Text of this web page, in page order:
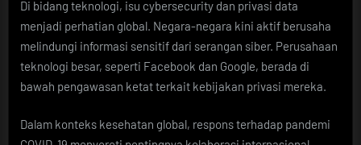
Di bidang teknologi, isu cybersecurity dan privasi data
menjadi perhatian global. Negara-negara kini aktif berusaha
melindungi informasi sensitif dari serangan siber. Perusahaan
teknologi besar, seperti Facebook dan Google, berada di
bawah pengawasan ketat terkait kebijakan privasi mereka.
Dalam konteks kesehatan global, respons terhadap pandemi